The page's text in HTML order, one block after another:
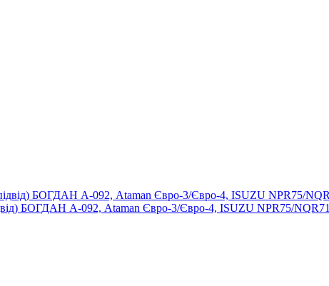
БОГДАН А-092, Ataman Євро-3/Євро-4, ISUZU NPR75/NQR71